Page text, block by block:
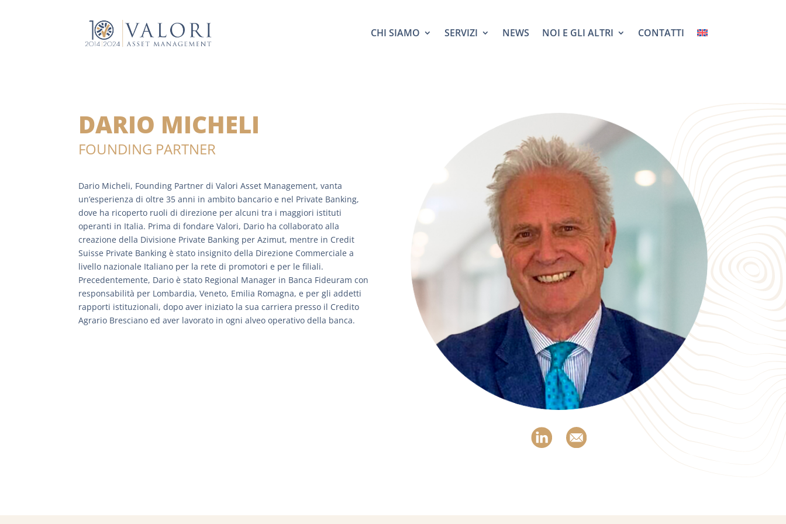
CHI SIAMO SERVIZI NEWS NOI E GLI ALTRI CONTATTI
DARIO MICHELI
FOUNDING PARTNER
Dario Micheli, Founding Partner di Valori Asset Management, vanta
un’esperienza di oltre 35 anni in ambito bancario e nel Private Banking,
dove ha ricoperto ruoli di direzione per alcuni tra i maggiori istituti
operanti in Italia. Prima di fondare Valori, Dario ha collaborato alla
creazione della Divisione Private Banking per Azimut, mentre in Credit
Suisse Private Banking è stato insignito della Direzione Commerciale a
livello nazionale Italiano per la rete di promotori e per le filiali.
Precedentemente, Dario è stato Regional Manager in Banca Fideuram con
responsabilità per Lombardia, Veneto, Emilia Romagna, e per gli addetti
rapporti istituzionali, dopo aver iniziato la sua carriera presso il Credito
Agrario Bresciano ed aver lavorato in ogni alveo operativo della banca.